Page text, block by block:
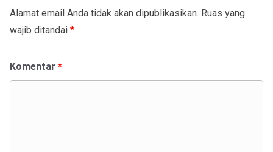
Alamat email Anda tidak akan dipublikasikan. Ruas yang
wajib ditandai *
Komentar *